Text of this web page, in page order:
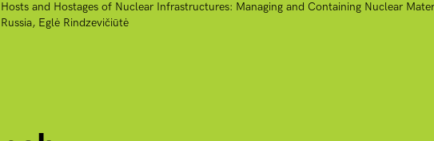
Hosts and Hostages of Nuclear Infrastructures: Managing and Containing Nuclear
Russia, Eglė Rindzevičiūtė